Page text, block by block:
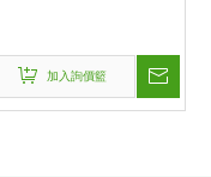
加入詢價籃